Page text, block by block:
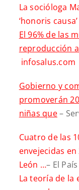
La socióloga
‘honoris
El 96% de las
reproducción
infosalus.com
Gobierno y
promoverán
niñas que–
Cuatro de las
envejecidas
León …– El País
La teoría de la